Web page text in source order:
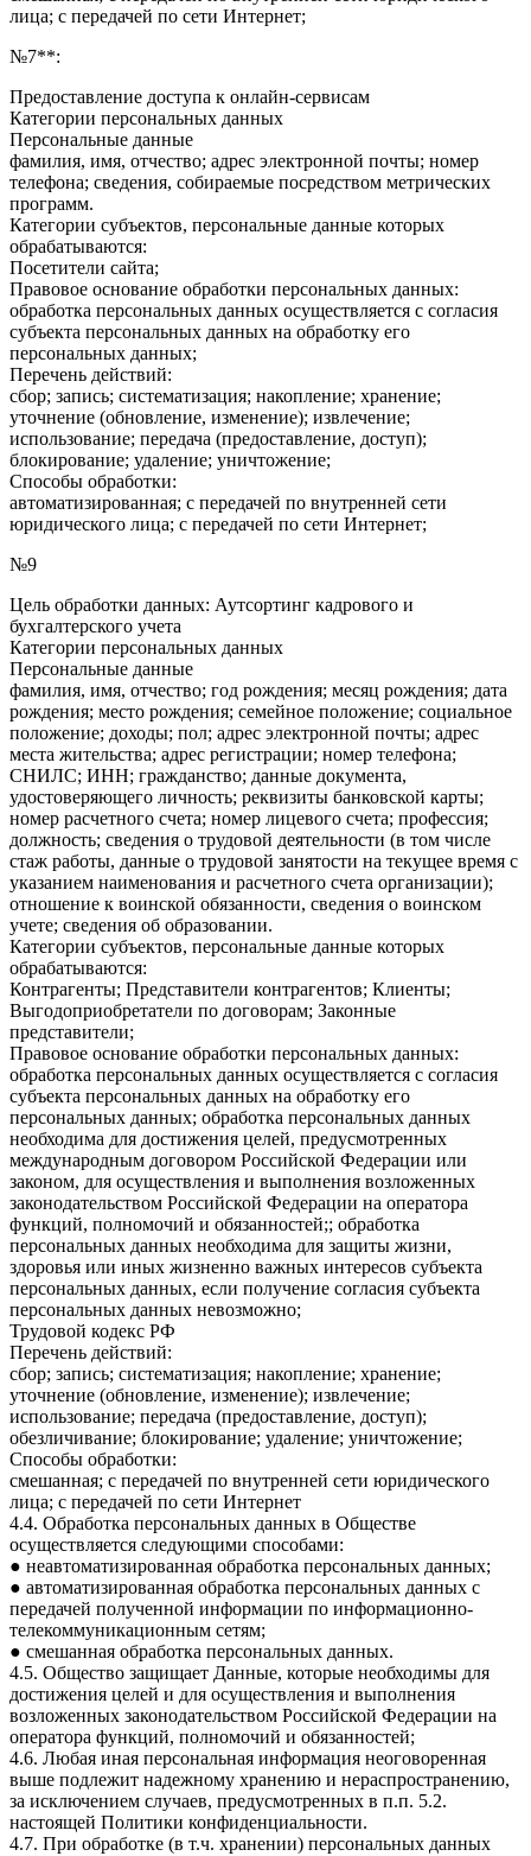
лица; с передачей по сети Интернет;
№7**:
Предоставление доступа к онлайн-сервисам
Категории персональных данных
Персональные данные
фамилия, имя, отчество; адрес электронной почты; номер
телефона; сведения, собираемые посредством метрических
программ.
Категории субъектов, персональные данные которых
обрабатываются:
Посетители сайта;
Правовое основание обработки персональных данных:
обработка персональных данных осуществляется с согласия
субъекта персональных данных на обработку его
персональных данных;
Перечень действий:
сбор; запись; систематизация; накопление; хранение;
уточнение (обновление, изменение); извлечение;
использование; передача (предоставление, доступ);
блокирование; удаление; уничтожение;
Способы обработки:
автоматизированная; с передачей по внутренней сети
юридического лица; с передачей по сети Интернет;
№9
Цель обработки данных: Аутсортинг кадрового и
бухгалтерского учета
Категории персональных данных
Персональные данные
фамилия, имя, отчество; год рождения; месяц рождения; дата
рождения; место рождения; семейное положение; социальное
положение; доходы; пол; адрес электронной почты; адрес
места жительства; адрес регистрации; номер телефона;
СНИЛС; ИНН; гражданство; данные документа,
удостоверяющего личность; реквизиты банковской карты;
номер расчетного счета; номер лицевого счета; профессия;
должность; сведения о трудовой деятельности (в том числе
стаж работы, данные о трудовой занятости на текущее время с
указанием наименования и расчетного счета организации);
отношение к воинской обязанности, сведения о воинском
учете; сведения об образовании.
Категории субъектов, персональные данные которых
обрабатываются:
Контрагенты; Представители контрагентов; Клиенты;
Выгодоприобретатели по договорам; Законные
представители;
Правовое основание обработки персональных данных:
обработка персональных данных осуществляется с согласия
субъекта персональных данных на обработку его
персональных данных; обработка персональных данных
необходима для достижения целей, предусмотренных
международным договором Российской Федерации или
законом, для осуществления и выполнения возложенных
законодательством Российской Федерации на оператора
функций, полномочий и обязанностей;; обработка
персональных данных необходима для защиты жизни,
здоровья или иных жизненно важных интересов субъекта
персональных данных, если получение согласия субъекта
персональных данных невозможно;
Трудовой кодекс РФ
Перечень действий:
сбор; запись; систематизация; накопление; хранение;
уточнение (обновление, изменение); извлечение;
использование; передача (предоставление, доступ);
обезличивание; блокирование; удаление; уничтожение;
Способы обработки:
смешанная; с передачей по внутренней сети юридического
лица; с передачей по сети Интернет
4.4. Обработка персональных данных в Обществе
осуществляется следующими способами:
● неавтоматизированная обработка персональных данных;
● автоматизированная обработка персональных данных с
передачей полученной информации по информационно-
телекоммуникационным сетям;
● смешанная обработка персональных данных.
4.5. Общество защищает Данные, которые необходимы для
достижения целей и для осуществления и выполнения
возложенных законодательством Российской Федерации на
оператора функций, полномочий и обязанностей;
4.6. Любая иная персональная информация неоговоренная
выше подлежит надежному хранению и нераспространению,
за исключением случаев, предусмотренных в п.п. 5.2.
настоящей Политики конфиденциальности.
4.7. При обработке (в т.ч. хранении) персональных данных